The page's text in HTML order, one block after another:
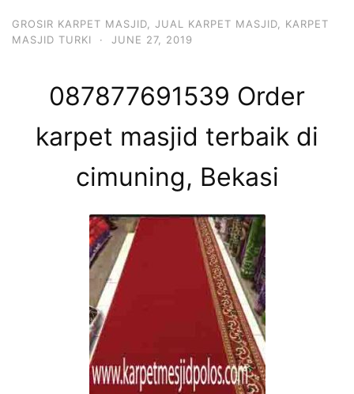
GROSIR KARPET MASJID JUAL KARPET MASJID
KARPET
MASJID TURKI
· JUNE 27, 2019
087877691539 Order
karpet masjid terbaik di
cimuning, Bekasi